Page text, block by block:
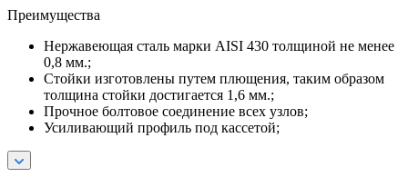
Преимущества
Нержавеющая сталь марки AISI 430 толщиной не менее
0,8 мм.;
Стойки изготовлены путем плющения, таким образом
толщина стойки достигается 1,6 мм.;
Прочное болтовое соединение всех узлов;
Усиливающий профиль под кассетой;